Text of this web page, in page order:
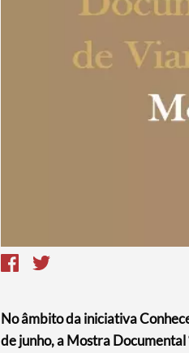
No âmbito da iniciativa
de junho, a Mostra